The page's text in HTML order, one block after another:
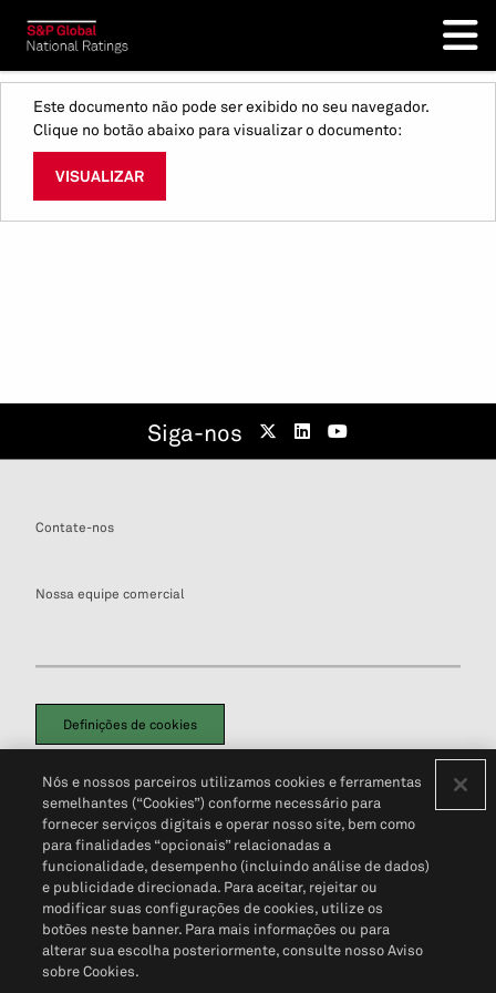
Este documento não pode ser exibido no seu navegador.
Clique no botão abaixo para visualizar o documento:
VISUALIZAR
Siga-nos
Contate-nos
Nossa equipe comercial
Definições de cookies
Política de PrivacidadePortal de privacidade do cliente (em inglês)
Não Venda Minhas Informações Pessoais© 2026 S&P Global
Nós e nossos parceiros utilizamos cookies e ferramentas
semelhantes (“Cookies”) conforme necessário para
fornecer serviços digitais e operar nosso site, bem como
para finalidades “opcionais” relacionadas a
funcionalidade, desempenho (incluindo análise de dados)
e publicidade direcionada. Para aceitar, rejeitar ou
modificar suas configurações de cookies, utilize os
botões neste banner. Para mais informações ou para
alterar sua escolha posteriormente, consulte nosso Aviso
sobre Cookies.